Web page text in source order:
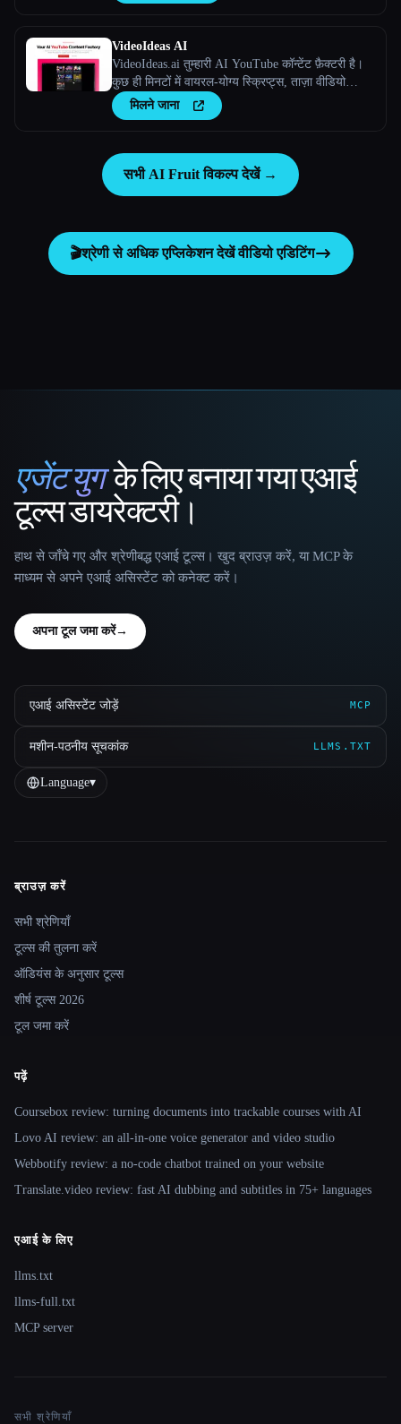
VideoIdeas AI
VideoIdeas.ai तुम्हारी AI YouTube कॉन्टेंट फ़ैक्टरी है।
कुछ ही मिनटों में वायरल-योग्य स्क्रिप्ट्स, ताज़ा वीडियो
आइडिया और आकर्षक कॉन्टेंट जेनरेट करें।
मिलने जाना
सभी AI Fruit विकल्प देखें →
🎬श्रेणी से अधिक एप्लिकेशन देखेंवीडियो एडिटिंग
That AI Collection
एजेंट युगके लिए बनाया गया एआई
टूल्स डायरेक्टरी।
हाथ से जाँचे गए और श्रेणीबद्ध एआई टूल्स। खुद ब्राउज़ करें, या MCP के
माध्यम से अपने एआई असिस्टेंट को कनेक्ट करें।
अपना टूल जमा करें→
एआई असिस्टेंट जोड़ें MCP
मशीन-पठनीय सूचकांक LLMS.TXT
Language▾
Site navigation
ब्राउज़ करें
सभी श्रेणियाँ
टूल्स की तुलना करें
ऑडियंस के अनुसार टूल्स
शीर्ष टूल्स 2026
टूल जमा करें
पढ़ें
Coursebox review: turning documents into trackable courses with AI
Lovo AI review: an all-in-one voice generator and video studio
Webbotify review: a no-code chatbot trained on your website
Translate.video review: fast AI dubbing and subtitles in 75+ languages
एआई के लिए
llms.txt
llms-full.txt
MCP server
सभी श्रेणियाँ